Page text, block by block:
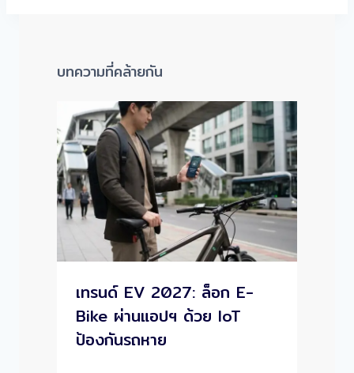
บทความที่คล้ายกัน
เทรนด์ EV 2027: ล็อก E-
Bike ผ่านแอปฯ ด้วย IoT
ป้องกันรถหาย